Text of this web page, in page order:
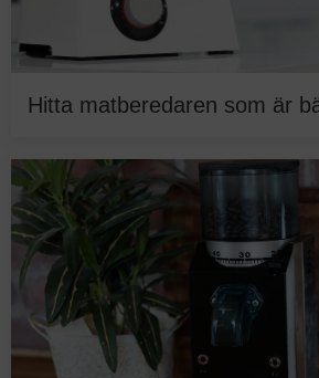
Hitta matberedaren som är